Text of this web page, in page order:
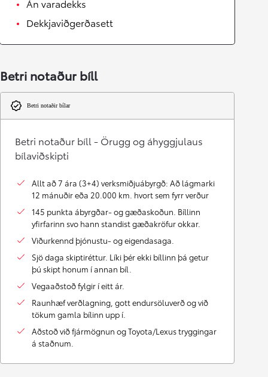
Án varadekks
Dekkjaviðgerðasett
Betri notaður bíll
Betri notaðir bílar
Betri notaður bíll - Örugg og áhyggjulaus
bílaviðskipti
Allt að 7 ára (3+4) verksmiðjuábyrgð: Að lágmarki
12 mánuðir eða 20.000 km. hvort sem fyrr verður
145 punkta ábyrgðar- og gæðaskoðun. Bíllinn
yfirfarinn svo hann standist gæðakröfur okkar.
Viðurkennd þjónustu- og eigendasaga.
Sjö daga skiptiréttur. Líki þér ekki bíllinn þá getur
þú skipt honum í annan bíl.
Vegaaðstoð fylgir í eitt ár.
Raunhæf verðlagning, gott endursöluverð og við
tökum gamla bílinn upp í.
Aðstoð við fjármögnun og Toyota/Lexus tryggingar
á staðnum.